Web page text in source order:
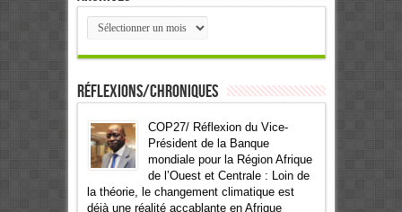
Archives
Réflexions/Chroniques
COP27/ Réflexion du Vice-
Président de la Banque
mondiale pour la Région Afrique
de l’Ouest et Centrale : Loin de
la théorie, le changement climatique est
déjà une réalité accablante en Afrique